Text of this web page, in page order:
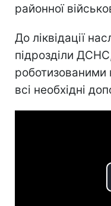
районної
До ліквідації
підрозділи
всі необхідні